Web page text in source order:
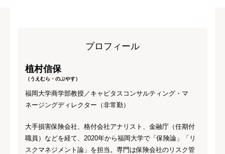
プロフィール
植村信保
（うえむら・のぶやす）
福岡大学商学部教授／キャピタスコンサルティング・マ
ネージングディレクター（非常勤）
大手損害保険会社、格付会社アナリスト、金融庁（任期付
職員）などを経て、2020年から福岡大学で「保険論」「リ
スクマネジメント論」を担当。専門は保険会社のリスク管